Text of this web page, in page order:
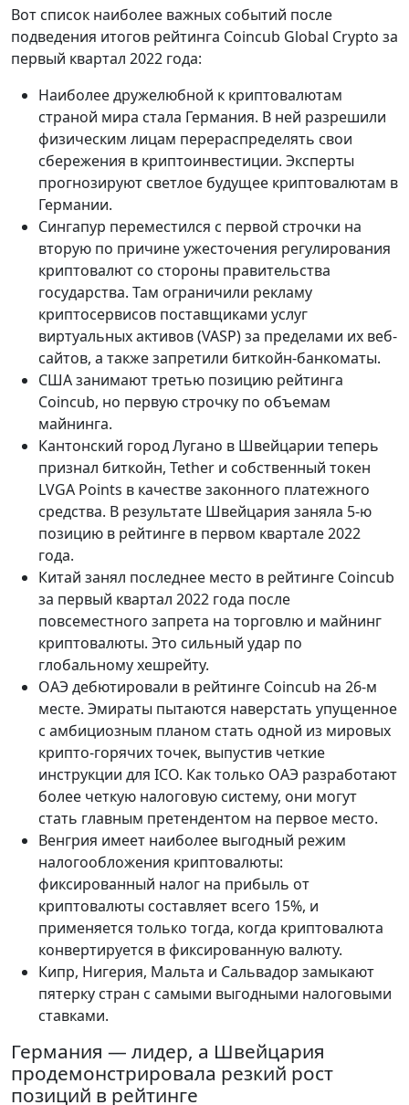
Вот список наиболее важных событий после
подведения итогов рейтинга Coincub Global Crypto за
первый квартал 2022 года:
Наиболее дружелюбной к криптовалютам
страной мира стала Германия. В ней разрешили
физическим лицам перераспределять свои
сбережения в криптоинвестиции. Эксперты
прогнозируют светлое будущее криптовалютам в
Германии.
Сингапур переместился с первой строчки на
вторую по причине ужесточения регулирования
криптовалют со стороны правительства
государства. Там ограничили рекламу
криптосервисов поставщиками услуг
виртуальных активов (VASP) за пределами их веб-
сайтов, а также запретили биткойн-банкоматы.
США занимают третью позицию рейтинга
Coincub, но первую строчку по объемам
майнинга.
Кантонский город Лугано в Швейцарии теперь
признал биткойн, Tether и собственный токен
LVGA Points в качестве законного платежного
средства. В результате Швейцария заняла 5-ю
позицию в рейтинге в первом квартале 2022
года.
Китай занял последнее место в рейтинге Coincub
за первый квартал 2022 года после
повсеместного запрета на торговлю и майнинг
криптовалюты. Это сильный удар по
глобальному хешрейту.
ОАЭ дебютировали в рейтинге Coincub на 26-м
месте. Эмираты пытаются наверстать упущенное
с амбициозным планом стать одной из мировых
крипто-горячих точек, выпустив четкие
инструкции для ICO. Как только ОАЭ разработают
более четкую налоговую систему, они могут
стать главным претендентом на первое место.
Венгрия имеет наиболее выгодный режим
налогообложения криптовалюты:
фиксированный налог на прибыль от
криптовалюты составляет всего 15%, и
применяется только тогда, когда криптовалюта
конвертируется в фиксированную валюту.
Кипр, Нигерия, Мальта и Сальвадор замыкают
пятерку стран с самыми выгодными налоговыми
ставками.
Германия — лидер, а Швейцария
продемонстрировала резкий рост
позиций в рейтинге